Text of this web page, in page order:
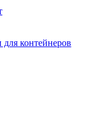
контейнеров